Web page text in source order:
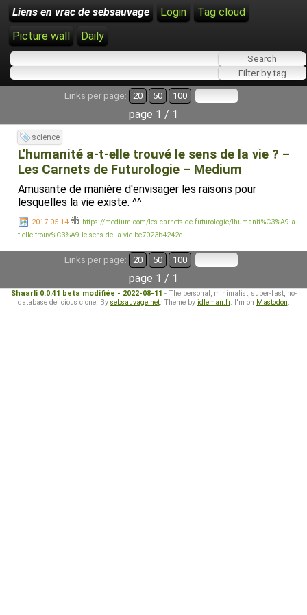
Liens en vrac de sebsauvage Login
Tag cloud
Picture wall
Daily
Links per page: 20 50 100
page 1 / 1
science
L’humanité a-t-elle trouvé le sens de la vie ? –
Les Carnets de Futurologie – Medium
Amusante de manière d'envisager les raisons pour
lesquelles la vie existe. ^^
2017-05-14
https://medium.com/les-carnets-de-futurologie/lhumanit%C3%A9-a-
t-elle-trouv%C3%A9-le-sens-de-la-vie-be7023b4242e
Links per page: 20 50 100
page 1 / 1
Shaarli 0.0.41 beta modifiée - 2022-08-11 - The personal, minimalist, super-fast, no-
database delicious clone. By sebsauvage.net. Theme by idleman.fr. I'm on Mastodon.